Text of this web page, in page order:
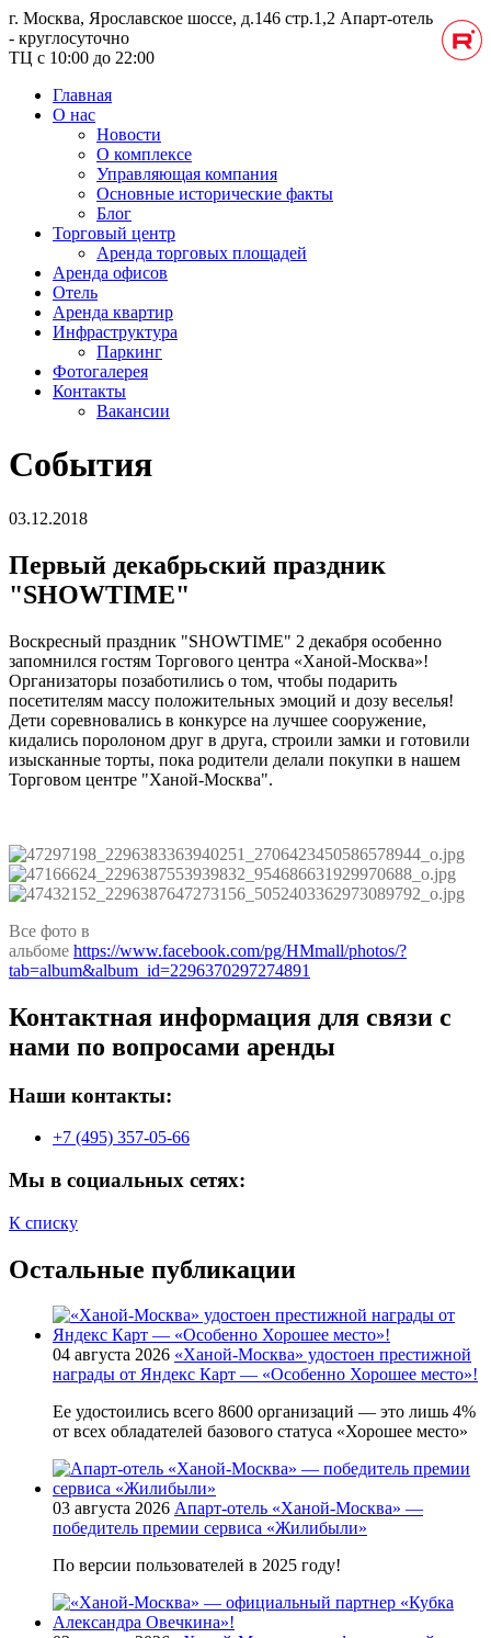
г. Москва, Ярославское шоссе, д.146 стр.1,2 Апарт-отель
- круглосуточно
ТЦ с 10:00 до 22:00
Главная
О нас
Новости
О комплексе
Управляющая компания
Основные исторические факты
Блог
Торговый центр
Аренда торговых площадей
Аренда офисов
Отель
Аренда квартир
Инфраструктура
Паркинг
Фотогалерея
Контакты
Вакансии
События
03.12.2018
Первый декабрьский праздник
"SHOWTIME"
Воскресный праздник "SHOWTIME" 2 декабря особенно
запомнился гостям Торгового центра «Ханой-Москва»!
Организаторы позаботились о том, чтобы подарить
посетителям массу положительных эмоций и дозу веселья!
Дети соревновались в конкурсе на лучшее сооружение,
кидались поролоном друг в друга, строили замки и готовили
изысканные торты, пока родители делали покупки в нашем
Торговом центре "Ханой-Москва".
Все фото в
альбоме https://www.facebook.com/pg/HMmall/photos/?
tab=album&album_id=2296370297274891
Контактная информация для связи с
нами по вопросами аренды
Наши контакты:
+7 (495) 357-05-66
Мы в социальных сетях:
К списку
Остальные публикации
04 августа 2026 «Ханой-Москва» удостоен престижной
награды от Яндекс Карт — «Особенно Хорошее место»!
Ее удостоились всего 8600 организаций — это лишь 4%
от всех обладателей базового статуса «Хорошее место»
03 августа 2026 Апарт-отель «Ханой-Москва» —
победитель премии сервиса «Жилибыли»
По версии пользователей в 2025 году!